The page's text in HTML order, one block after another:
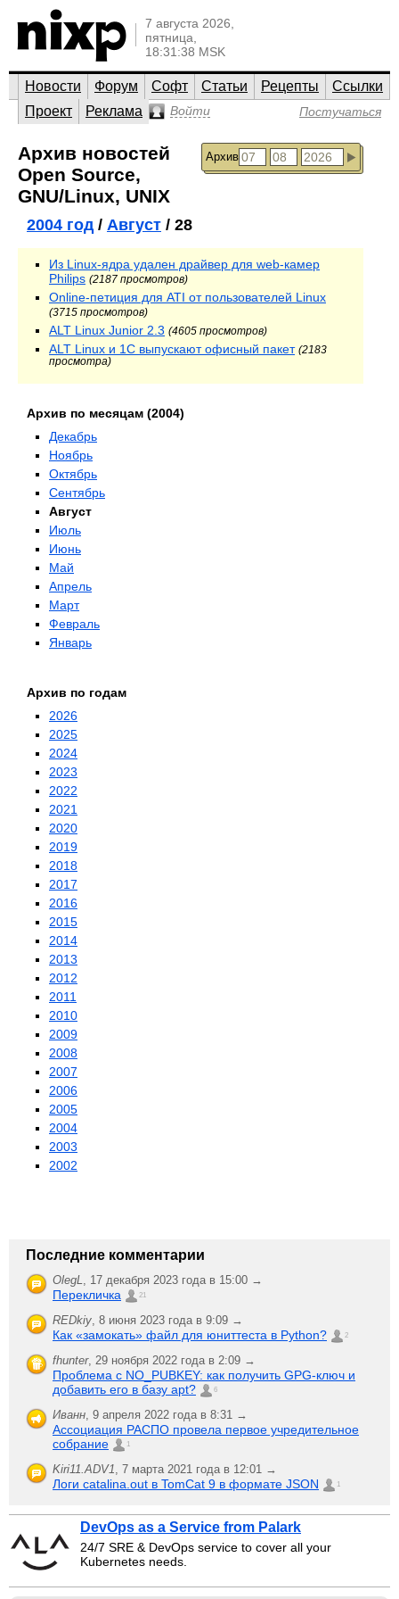
7 августа 2026,
пятница,
18:31:38 MSK
Новости Форум Софт Статьи Рецепты
Ссылки
Проект
Реклама Войти Постучаться
Архив
Архив новостей
Open Source,
GNU/Linux, UNIX
2004 год/ Август / 28
Из Linux-ядра удален драйвер для web-камер
Philips (2187 просмотров)
Online-петиция для ATI от пользователей Linux
(3715 просмотров)
ALT Linux Junior 2.3 (4605 просмотров)
ALT Linux и 1С выпускают офисный пакет (2183
просмотра)
Архив по месяцам (2004)
Декабрь
Ноябрь
Октябрь
Сентябрь
Август
Июль
Июнь
Май
Апрель
Март
Февраль
Январь
Архив по годам
2026
2025
2024
2023
2022
2021
2020
2019
2018
2017
2016
2015
2014
2013
2012
2011
2010
2009
2008
2007
2006
2005
2004
2003
2002
Последние комментарии
OlegL, 17 декабря 2023 года в 15:00 →
Перекличка 21
REDkiy, 8 июня 2023 года в 9:09 →
Как «замокать» файл для юниттеста в Python? 2
fhunter, 29 ноября 2022 года в 2:09 →
Проблема с NO_PUBKEY: как получить GPG-ключ и
добавить его в базу apt?
6
Иванн, 9 апреля 2022 года в 8:31 →
Ассоциация РАСПО провела первое учредительное
собрание
1
Kiri11.ADV1, 7 марта 2021 года в 12:01 →
Логи catalina.out в TomCat 9 в формате JSON 1
DevOps as a Service from Palark
24/7 SRE & DevOps service to cover all your
Kubernetes needs.